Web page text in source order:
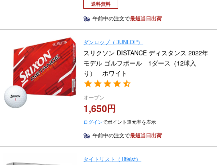
送料無料
午前中の注文で最短当日出荷
ダンロップ（DUNLOP）
スリクソン DISTANCE ディスタンス 2022年
モデル ゴルフボール 1ダース（12球入
り） ホワイト
オープン
1,650
ログインでポイント還元率を表示
午前中の注文で最短当日出荷
タイトリスト（Titleist）